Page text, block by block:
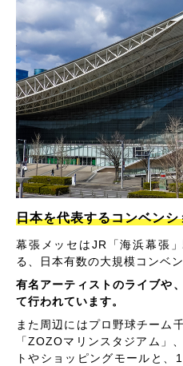
日本を代表するコンベン
幕張メッセはJR「海浜幕張
る、日本有数の大規模コンベ
有名アーティストのライブや
て行われています。
また周辺にはプロ野球チーム
「ZOZOマリンスタジアム」
トやショッピングモールと、